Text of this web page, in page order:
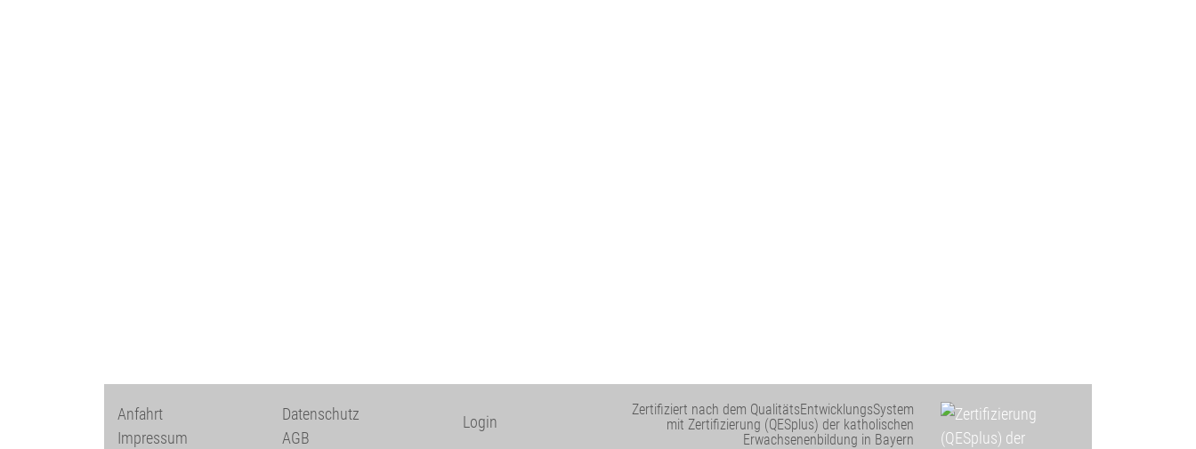
Anfahrt
Impressum
Datenschutz
AGB
Login
Zertifiziert nach dem QualitätsEntwicklungsSystem
mit Zertifizierung (QESplus) der katholischen
Erwachsenenbildung in Bayern